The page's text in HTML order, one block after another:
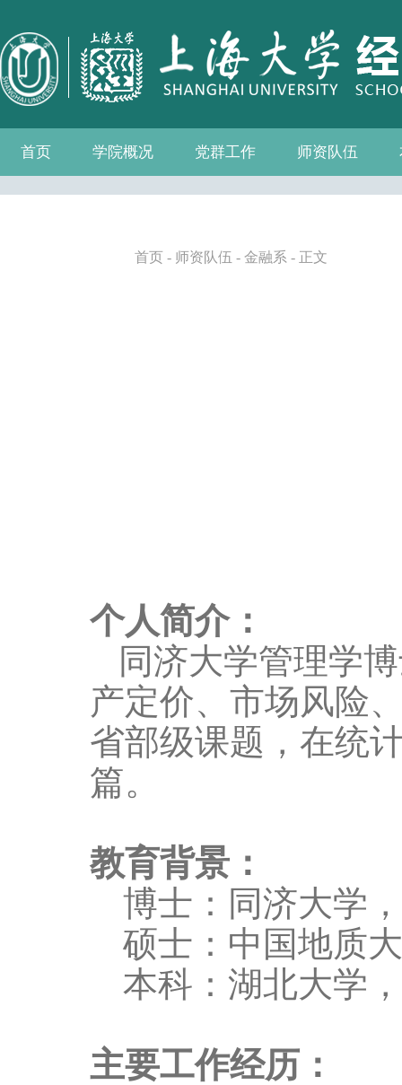
首页 学院概况
学院介绍 学院简介
发展历程
历任院长
现任领导
组织机构
学院愿景
党群工作
党务公开
党的建设
群众团体 工会
青联会
妇委会
退管会
学院制度
师资队伍
教师名录
人事专栏
招聘信息
博士后流动站
首页 - 师资队伍 - 金融系 - 正文
个人简介：
同济大学管理学
产定价、市场风险
省部级课题，在统
篇。
教育背景：
博士：同济大学
硕士：中国地质
本科：湖北大学
主要工作经历：